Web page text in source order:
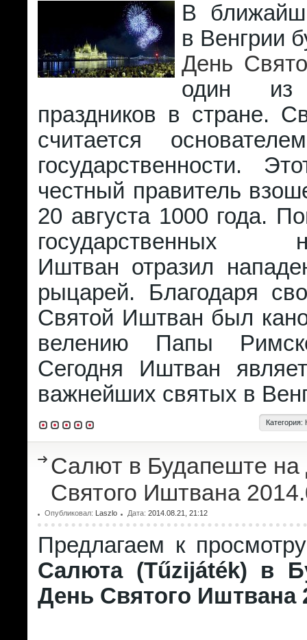
В
в Венгрии
День
один из
праздников в стране.
считается
государственности.
честный правитель
20 августа 1000 года.
государственных
Иштван отразил
рыцарей. Благодаря
Святой Иштван был
велению Папы
Сегодня Иштван
важнейших святых в
Категория:
Салют в Будапеште на
Святого Иштвана
Опубликовал: Laszlo Дата: 2014.08.21, 21:12
Предлагаем к
Салюта (Tűzijáték) в
День Святого Иштвана